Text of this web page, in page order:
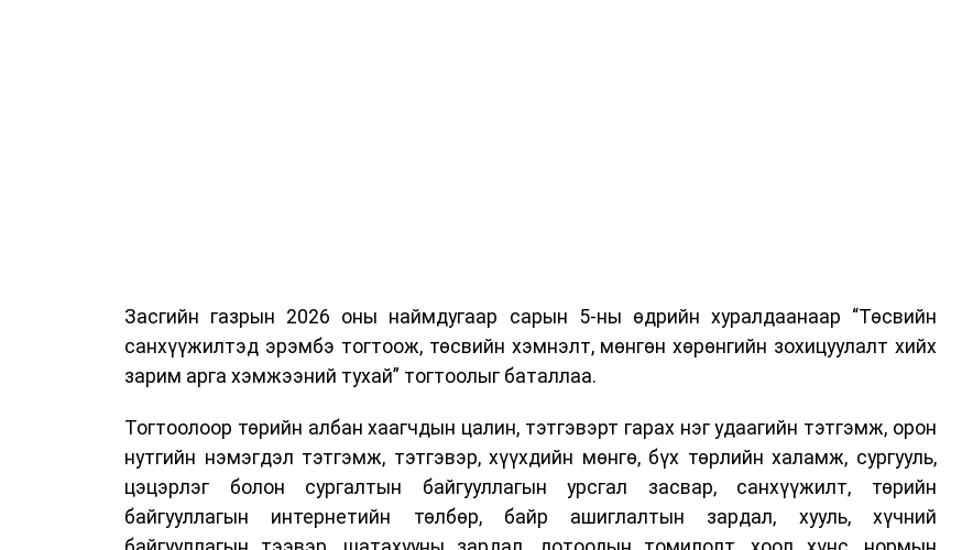
Засгийн газрын 2026 оны наймдугаар сарын 5-ны өдрийн хуралдаанаар “Төсвийн
санхүүжилтэд эрэмбэ тогтоож, төсвийн хэмнэлт, мөнгөн хөрөнгийн зохицуулалт хийх
зарим арга хэмжээний тухай” тогтоолыг баталлаа.
Тогтоолоор төрийн албан хаагчдын цалин, тэтгэвэрт гарах нэг удаагийн тэтгэмж, орон
нутгийн нэмэгдэл тэтгэмж, тэтгэвэр, хүүхдийн мөнгө, бүх төрлийн халамж, сургууль,
цэцэрлэг болон сургалтын байгууллагын урсгал засвар, санхүүжилт, төрийн
байгууллагын интернетийн төлбөр, байр ашиглалтын зардал, хууль, хүчний